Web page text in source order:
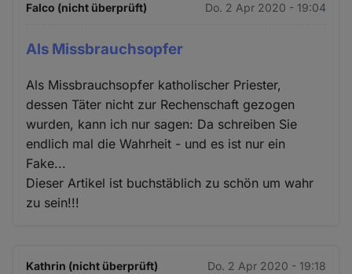
Falco (nicht überprüft) Do. 2 Apr 2020 - 19:04
Als Missbrauchsopfer
Als Missbrauchsopfer katholischer Priester,
dessen Täter nicht zur Rechenschaft gezogen
wurden, kann ich nur sagen: Da schreiben Sie
endlich mal die Wahrheit - und es ist nur ein
Fake...
Dieser Artikel ist buchstäblich zu schön um wahr
zu sein!!!
Kathrin (nicht überprüft) Do. 2 Apr 2020 - 19:18